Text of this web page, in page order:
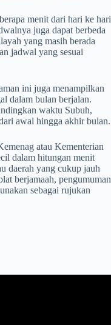
menit dari hari ke hari
juga dapat berbeda
yang masih berada
jadwal yang sesuai
ini juga menampilkan
dalam bulan berjalan.
waktu Subuh,
awal hingga akhir bulan.
atau Kementerian
dalam hitungan menit
daerah yang cukup jauh
berjamaah, pengumuman
sebagai rujukan